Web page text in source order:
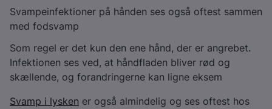
Svampeinfektioner på hånden ses også oftest sammen
med fodsvamp
Som regel er det kun den ene hånd, der er angrebet.
Infektionen ses ved, at håndfladen bliver rød og
skællende, og forandringerne kan ligne eksem
Svamp i lysken er også almindelig og ses oftest hos